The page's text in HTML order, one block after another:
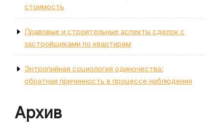
стоимость
Правовые и строительные аспекты сделок с
застройщиками по квартирам
Энтропийная социология одиночества:
обратная причинность в процессе наблюдения
Архив